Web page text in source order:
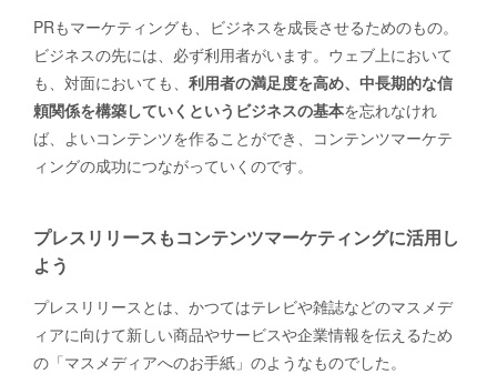
PRもマーケティングも、ビジネスを成長させるためのもの。
ビジネスの先には、必ず利用者がいます。ウェブ上において
も、対面においても、 利用者の満足度を高め、中長期的な信
頼関係を構築していくというビジネスの基本を忘れなけれ
ば、よいコンテンツを作ることができ、コンテンツマーケテ
ィングの成功につながっていくのです。
プレスリリースもコンテンツマーケティングに活用し
よう
プレスリリースとは、かつてはテレビや雑誌などのマスメデ
ィアに向けて新しい商品やサービスや企業情報を伝えるため
の「マスメディアへのお手紙」のようなものでした。